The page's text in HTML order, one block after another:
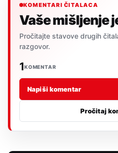
KOMENTARI ČITALACA
Vaše mišljenje
Pročitajte stavove drugih
razgovor.
1KOMENTAR
Napiši komentar
Pročitaj